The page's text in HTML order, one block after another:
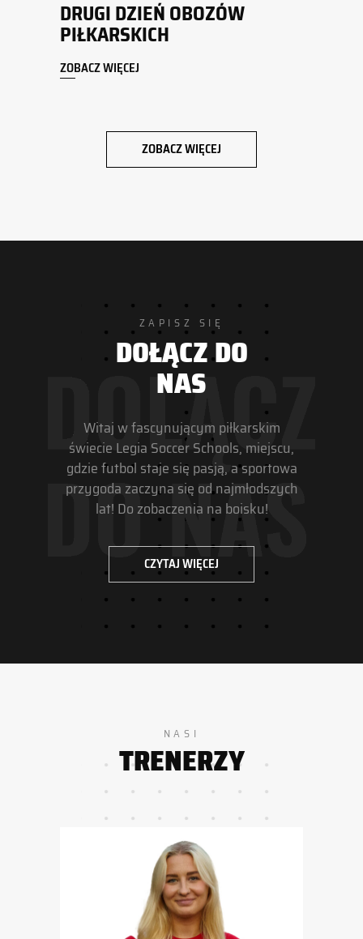
DRUGI DZIEŃ OBOZÓW
PIŁKARSKICH
ZOBACZ WIĘCEJ
ZOBACZ WIĘCEJ
ZAPISZ SIĘ
DOŁĄCZ DO
NAS
Witaj w fascynującym piłkarskim
świecie Legia Soccer Schools, miejscu,
gdzie futbol staje się pasją, a sportowa
przygoda zaczyna się od najmłodszych
lat! Do zobaczenia na boisku!
CZYTAJ WIĘCEJ
NASI
TRENERZY